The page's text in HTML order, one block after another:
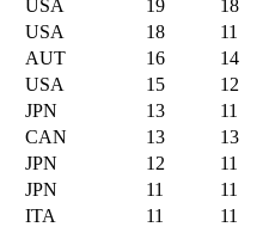
USA 19
18
USA 18
11
AUT 16
14
USA 15
12
JPN 13
11
CAN 13
13
JPN 12
11
JPN 11
11
ITA 11
11